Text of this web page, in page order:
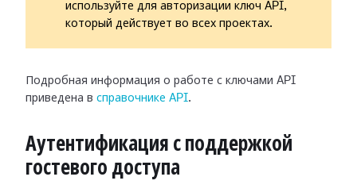
используйте для авторизации ключ API,
который действует во всех проектах.
Подробная информация о работе с ключами API
приведена в справочнике API.
Аутентификация с поддержкой
гостевого доступа